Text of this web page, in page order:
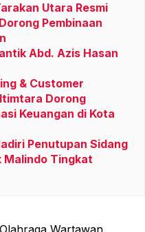
Utara Resmi
Pembinaan
Abd. Azis Hasan
& Customer
Dorong
Keuangan di Kota
Penutupan Sidang
Malindo Tingkat